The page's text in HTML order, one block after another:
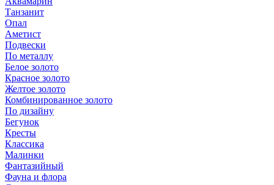
Танзанит
Опал
Аметист
Подвески
По металлу
Белое золото
Красное золото
Желтое золото
Комбинированное золото
По дизайну
Бегунок
Кресты
Классика
Малинки
Фантазийный
Фауна и флора